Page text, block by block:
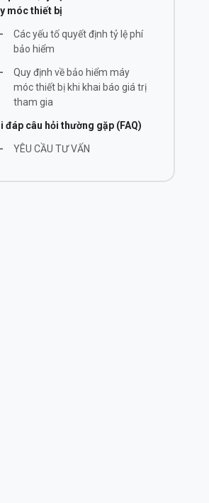
móc thiết bị
-
Các yếu tố quyết định tỷ lệ phí
bảo hiểm
-
Quy định về bảo hiểm máy
móc thiết bị khi khai báo giá trị
tham gia
đáp câu hỏi thường gặp (FAQ)
- YÊU CẦU TƯ VẤN